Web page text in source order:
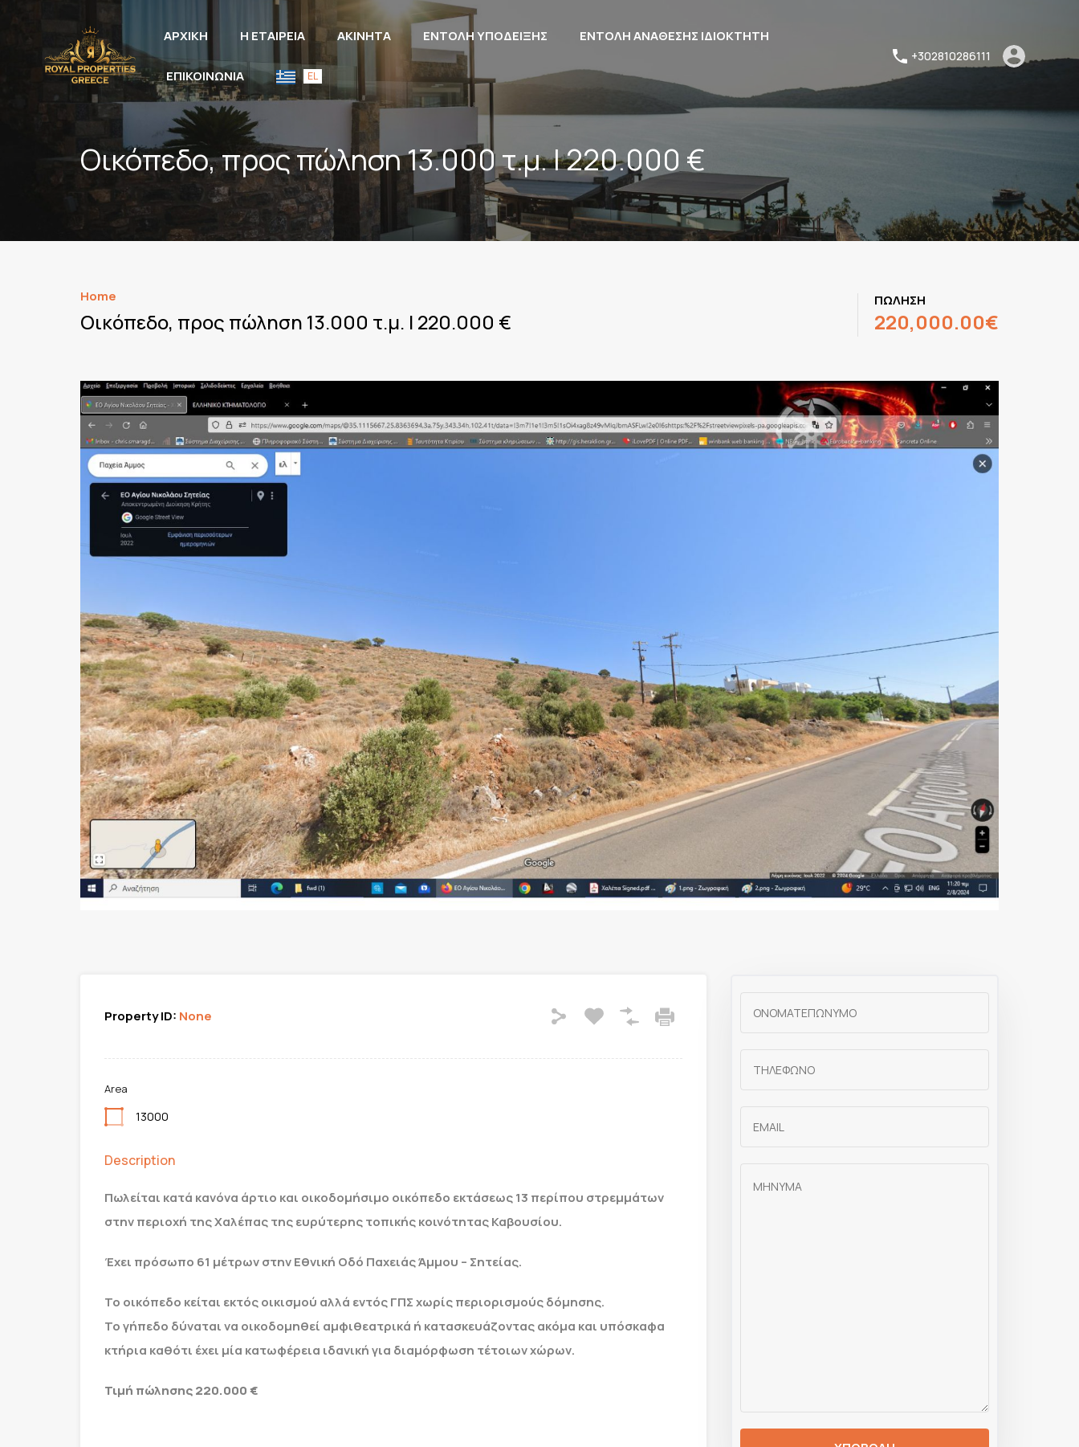
ΑΡΧΙΚΗ Η ΕΤΑΙΡΕΙΑ ΑΚΙΝΗΤΑ ΕΝΤΟΛΗ ΥΠΟΔΕΙΞΗΣ ΕΝΤΟΛΗ ΑΝΑΘΕΣΗΣ ΙΔΙΟΚΤΗΤΗ
ΕΠΙΚΟΙΝΩΝΙΑ EL
+302810286111
Οικόπεδο, προς πώληση 13.000 τ.μ. | 220.000 €
Home
Οικόπεδο, προς πώληση 13.000 τ.μ. | 220.000 €
ΠΩΛΗΣΗ
220,000.00€
Property ID: None
Area
13000
Description
Πωλείται κατά κανόνα άρτιο και οικοδομήσιμο οικόπεδο εκτάσεως 13 περίπου στρεμμάτων
στην περιοχή της Χαλέπας της ευρύτερης τοπικής κοινότητας Καβουσίου.
Έχει πρόσωπο 61 μέτρων στην Εθνική Οδό Παχειάς Άμμου – Σητείας.
Το οικόπεδο κείται εκτός οικισμού αλλά εντός ΓΠΣ χωρίς περιορισμούς δόμησης.
Το γήπεδο δύναται να οικοδομηθεί αμφιθεατρικά ή κατασκευάζοντας ακόμα και υπόσκαφα
κτήρια καθότι έχει μία κατωφέρεια ιδανική για διαμόρφωση τέτοιων χώρων.
Τιμή πώλησης 220.000 €